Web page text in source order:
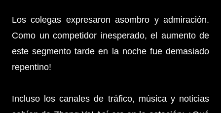
Los colegas expresaron asombro y admiración.
Como un competidor inesperado, el aumento de
este segmento tarde en la noche fue demasiado
repentino!
Incluso los canales de tráfico, música y noticias